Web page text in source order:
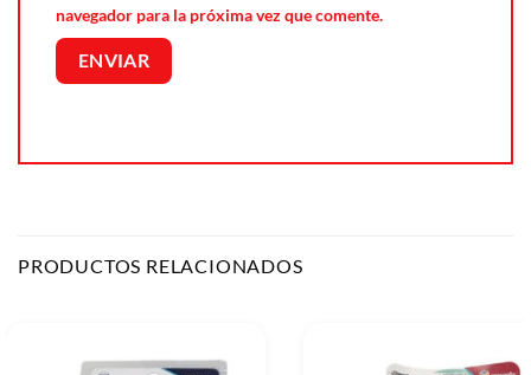
navegador para la próxima vez que comente.
PRODUCTOS RELACIONADOS